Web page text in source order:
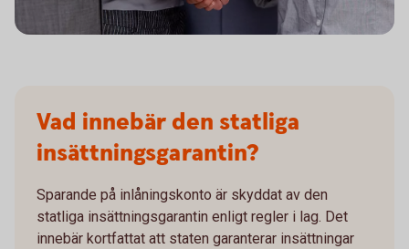
Vad innebär den statliga
insättningsgarantin?
Sparande på inlåningskonto är skyddat av den
statliga insättningsgarantin enligt regler i lag. Det
innebär kortfattat att staten garanterar insättningar